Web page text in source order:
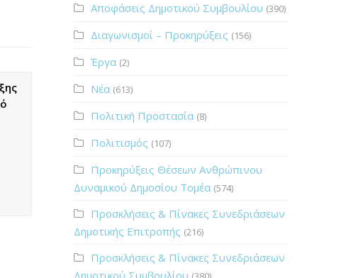
Αποφάσεις Δημοτικού Συμβουλίου (390)
Διαγωνισμοί – Προκηρύξεις (156)
Έργα (2)
Νέα (613)
Πολιτική Προστασία (8)
Πολιτισμός (107)
Προκηρύξεις Θέσεων Ανθρώπινου
Δυναμικού Δημοσίου Τομέα (574)
Προσκλήσεις & Πίνακες Συνεδριάσεων
Δημοτικής Επιτροπής (216)
Προσκλήσεις & Πίνακες Συνεδριάσεων
Δημοτικού Συμβουλίου